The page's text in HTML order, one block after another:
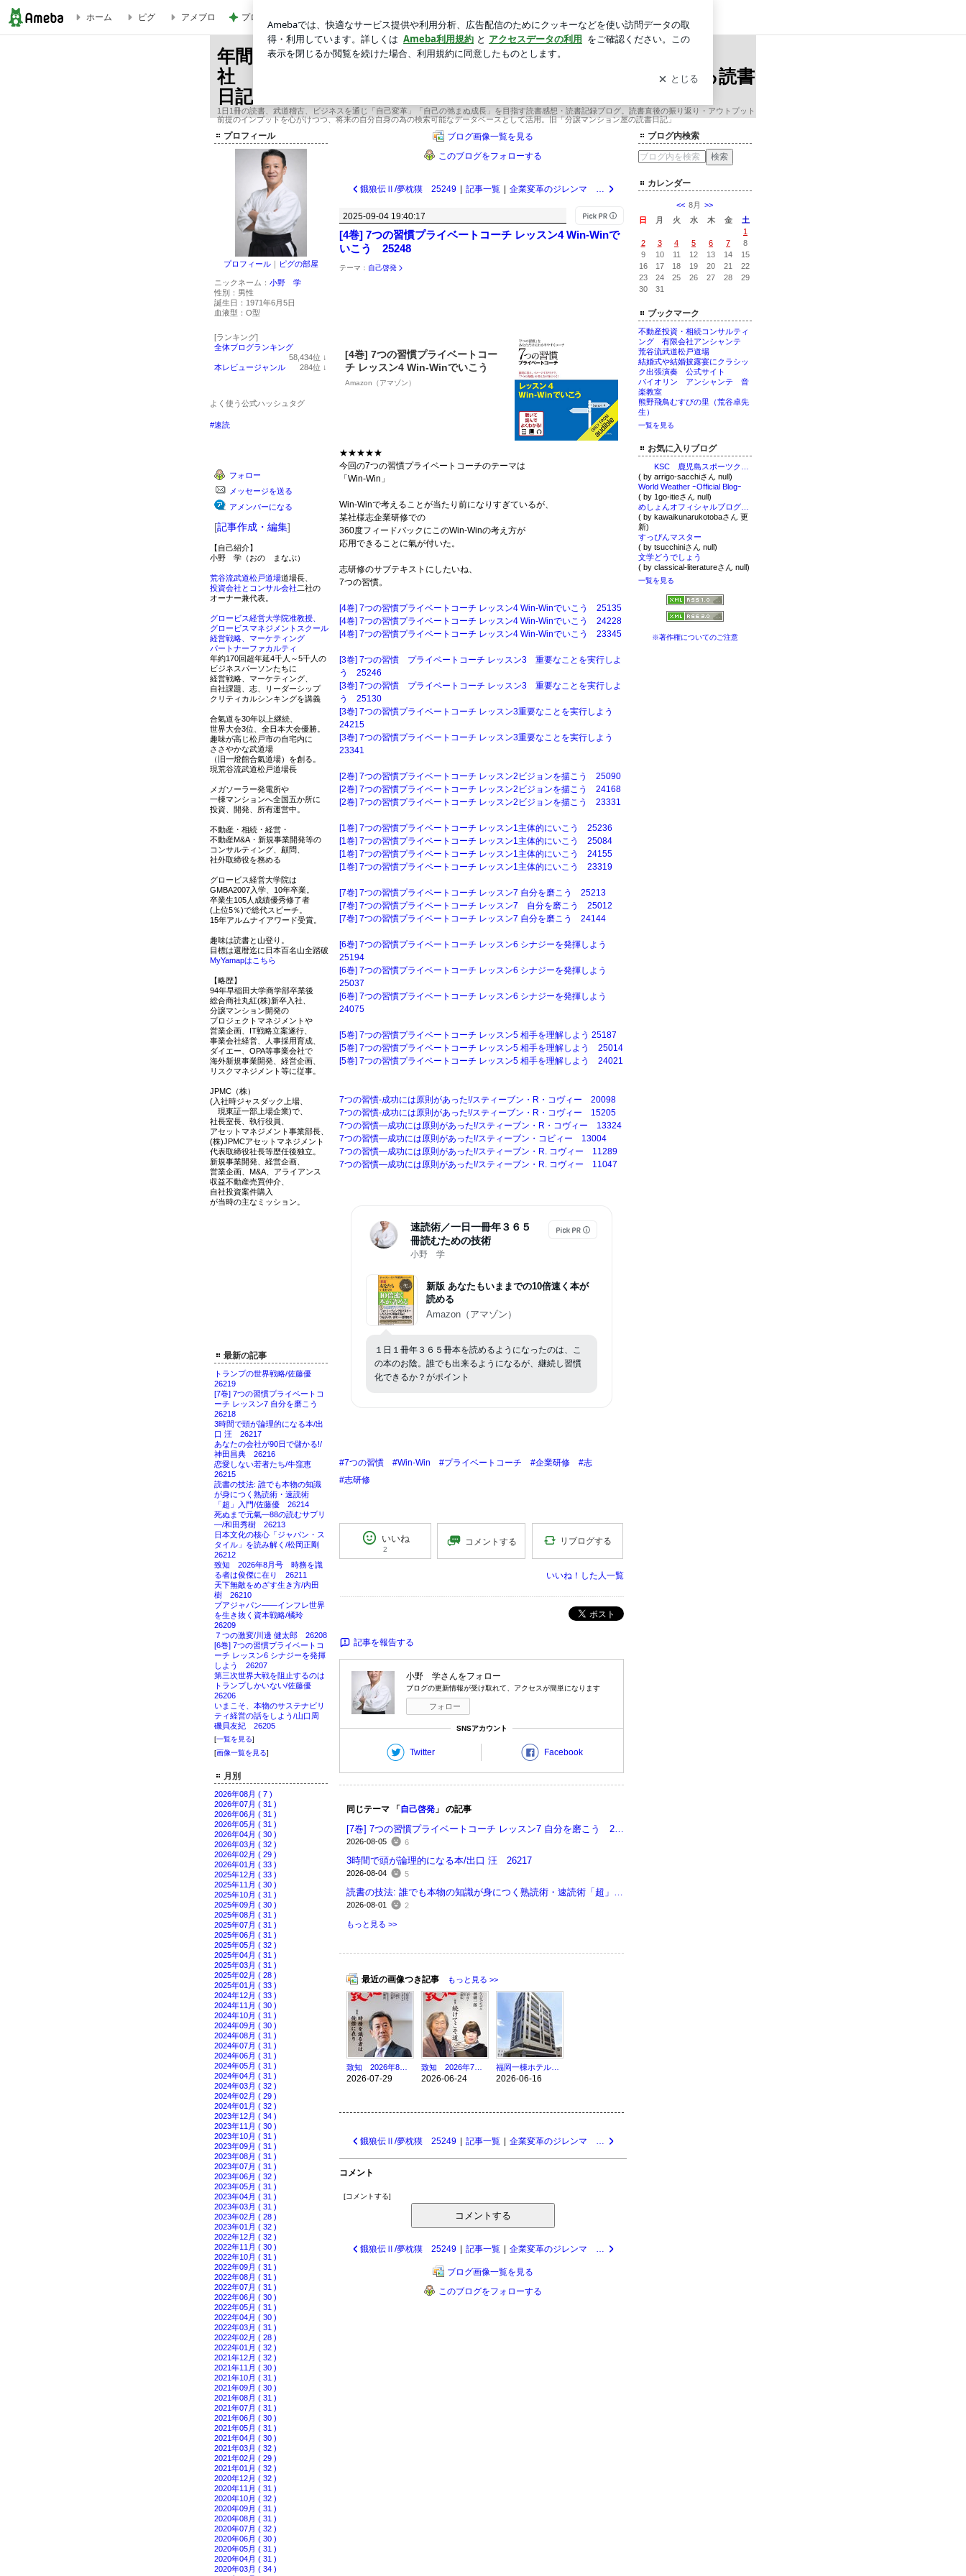
[4巻] 7つの習慣プライベートコーチ レッスン4 Win-Winでいこう 25248 | 年間365冊×今年22年目 武道場主 兼 投資会社・コンサル会社 オーナー社長 兼 グロービス経営大学院准教授による読書日記
ホーム ピグ アメブロ プロの顔つきでシールを貼る作業
年間365冊×今年22年目 武道場主 兼 投資会社・コンサル会
社 オーナー社長 兼 グロービス経営大学院准教授による読書
日記
1日1冊の読書、武道稽古、ビジネスを通じ「自己変革」「自己の弛まぬ成長」を目指す読書感想・読書記録ブログ。読書直後の振り返り・アウトプット
前提のインプットを心がけつつ、将来の自分自身の為の検索可能なデータベースとして活用。旧「分譲マンション屋の読書日記」
プロフィール
プロフィール ｜ ピグの部屋
ニックネーム： 小野 学
性別： 男性
誕生日： 1971年6月5日
血液型： O型
[ランキング]
全体ブログランキング
58,434位 ↓
本レビュージャンル 284位 ↓
よく使う公式ハッシュタグ
#速読
フォロー
メッセージを送る
アメンバーになる
[記事作成・編集]
【自己紹介】
小野 学（おの まなぶ）
荒谷流武道松戸道場道場長、
投資会社とコンサル会社二社の
オーナー兼代表。
グロービス経営大学院准教授、
グロービスマネジメントスクール
経営戦略、マーケティング
パートナーファカルティ
年約170回超年延4千人～5千人の
ビジネスパーソンたちに
経営戦略、マーケティング、
自社課題、志、リーダーシップ
クリティカルシンキングを講義
合氣道を30年以上継続、
世界大会3位、全日本大会優勝。
趣味が高じ松戸市の自宅内に
ささやかな武道場
（旧一燈館合氣道場）を創る。
現荒谷流武道松戸道場長
メガソーラー発電所や
一棟マンションへ全国五か所に
投資、開発、所有運営中。
不動産・相続・経営・
不動産M&A・新規事業開発等の
コンサルティング、顧問、
社外取締役を務める
グロービス経営大学院は
GMBA2007入学、10年卒業。
卒業生105人成績優秀修了者
(上位5％)で総代スピーチ。
15年アルムナイアワード受賞。
趣味は読書と山登り。
目標は還暦迄に日本百名山全踏破
MyYamapはこちら
【略歴】
94年早稲田大学商学部卒業後
総合商社丸紅(株)新卒入社、
分譲マンション開発の
プロジェクトマネジメントや
営業企画、IT戦略立案遂行、
事業会社経営、人事採用育成、
ダイエー、OPA等事業会社で
海外新規事業開発、経営企画、
リスクマネジメント等に従事。
JPMC（株）
(入社時ジャスダック上場、
現東証一部上場企業)で、
社長室長、執行役員、
アセットマネジメント事業部長、
(株)JPMCアセットマネジメント
代表取締役社長等歴任後独立。
新規事業開発、経営企画、
営業企画、M&A、アライアンス
収益不動産売買仲介、
自社投資案件購入
が当時の主なミッション。
最新の記事
トランプの世界戦略/佐藤優
26219
[7巻] 7つの習慣プライベートコ
ーチ レッスン7 自分を磨こう
26218
3時間で頭が論理的になる本/出
口 汪 26217
あなたの会社が90日で儲かる!/
神田昌典 26216
恋愛しない若者たち/牛窪恵
26215
読書の技法: 誰でも本物の知識
が身につく熟読術・速読術
「超」入門/佐藤優 26214
死ぬまで元氣―88の読むサプリ
―/和田秀樹 26213
日本文化の核心「ジャパン・ス
タイル」を読み解く/松岡正剛
26212
致知 2026年8月号 時務を識
る者は俊傑に在り 26211
天下無敵をめざす生き方/内田
樹 26210
プアジャパン――インフレ世界
を生き抜く資本戦略/橘玲
26209
７つの激変/川邊 健太郎 26208
[6巻] 7つの習慣プライベートコ
ーチ レッスン6 シナジーを発揮
しよう 26207
第三次世界大戦を阻止するのは
トランプしかいない/佐藤優
26206
いまこそ、本物のサステナビリ
ティ経営の話をしよう/山口周
磯貝友紀 26205
[一覧を見る]
[画像一覧を見る]
月別
2026年08月 ( 7 )
2026年07月 ( 31 )
2026年06月 ( 31 )
2026年05月 ( 31 )
2026年04月 ( 30 )
2026年03月 ( 32 )
2026年02月 ( 29 )
2026年01月 ( 33 )
2025年12月 ( 33 )
2025年11月 ( 30 )
2025年10月 ( 31 )
2025年09月 ( 30 )
2025年08月 ( 31 )
2025年07月 ( 31 )
2025年06月 ( 31 )
2025年05月 ( 32 )
2025年04月 ( 31 )
2025年03月 ( 31 )
2025年02月 ( 28 )
2025年01月 ( 33 )
2024年12月 ( 33 )
2024年11月 ( 30 )
2024年10月 ( 31 )
2024年09月 ( 30 )
2024年08月 ( 31 )
2024年07月 ( 31 )
2024年06月 ( 31 )
2024年05月 ( 31 )
2024年04月 ( 31 )
2024年03月 ( 32 )
2024年02月 ( 29 )
2024年01月 ( 32 )
2023年12月 ( 34 )
2023年11月 ( 30 )
2023年10月 ( 31 )
2023年09月 ( 31 )
2023年08月 ( 31 )
2023年07月 ( 31 )
2023年06月 ( 32 )
2023年05月 ( 31 )
2023年04月 ( 31 )
2023年03月 ( 31 )
2023年02月 ( 28 )
2023年01月 ( 32 )
2022年12月 ( 32 )
2022年11月 ( 30 )
2022年10月 ( 31 )
2022年09月 ( 31 )
2022年08月 ( 31 )
2022年07月 ( 31 )
2022年06月 ( 30 )
2022年05月 ( 31 )
2022年04月 ( 30 )
2022年03月 ( 31 )
2022年02月 ( 28 )
2022年01月 ( 32 )
2021年12月 ( 32 )
2021年11月 ( 30 )
2021年10月 ( 31 )
2021年09月 ( 30 )
2021年08月 ( 31 )
2021年07月 ( 31 )
2021年06月 ( 30 )
2021年05月 ( 31 )
2021年04月 ( 30 )
2021年03月 ( 32 )
2021年02月 ( 29 )
2021年01月 ( 32 )
2020年12月 ( 32 )
2020年11月 ( 31 )
2020年10月 ( 32 )
2020年09月 ( 31 )
2020年08月 ( 31 )
2020年07月 ( 32 )
2020年06月 ( 30 )
2020年05月 ( 31 )
2020年04月 ( 31 )
2020年03月 ( 34 )
ブログ画像一覧を見る
このブログをフォローする
餓狼伝Ⅱ/夢枕獏 25249 記事一覧 企業変革のジレンマ 「構造的無能化」はなぜ起きるのか/宇田川元一 25247
2025-09-04 19:40:17
[4巻] 7つの習慣プライベートコーチ レッスン4 Win-Winで
いこう 25248
テーマ： 自己啓発
[4巻] 7つの習慣プライベートコー
チ レッスン4 Win-Winでいこう
Amazon（アマゾン）
★★★★★
今回の7つの習慣プライベートコーチのテーマは
「Win-Win」
Win-Winで考えることが当たり前になりすぎているが、
某社様志企業研修での
360度フィードバックにこのWin-Winの考え方が
応用できることに氣が付いた。
志研修のサブテキストにしたいね、
7つの習慣。
[4巻] 7つの習慣プライベートコーチ レッスン4 Win-Winでいこう 25135
[4巻] 7つの習慣プライベートコーチ レッスン4 Win-Winでいこう 24228
[4巻] 7つの習慣プライベートコーチ レッスン4 Win-Winでいこう 23345
[3巻] 7つの習慣 プライベートコーチ レッスン3 重要なことを実行しよ
う 25246
[3巻] 7つの習慣 プライベートコーチ レッスン3 重要なことを実行しよ
う 25130
[3巻] 7つの習慣プライベートコーチ レッスン3重要なことを実行しよう
24215
[3巻] 7つの習慣プライベートコーチ レッスン3重要なことを実行しよう
23341
[2巻] 7つの習慣プライベートコーチ レッスン2ビジョンを描こう 25090
[2巻] 7つの習慣プライベートコーチ レッスン2ビジョンを描こう 24168
[2巻] 7つの習慣プライベートコーチ レッスン2ビジョンを描こう 23331
[1巻] 7つの習慣プライベートコーチ レッスン1主体的にいこう 25236
[1巻] 7つの習慣プライベートコーチ レッスン1主体的にいこう 25084
[1巻] 7つの習慣プライベートコーチ レッスン1主体的にいこう 24155
[1巻] 7つの習慣プライベートコーチ レッスン1主体的にいこう 23319
[7巻] 7つの習慣プライベートコーチ レッスン7 自分を磨こう 25213
[7巻] 7つの習慣プライベートコーチ レッスン7 自分を磨こう 25012
[7巻] 7つの習慣プライベートコーチ レッスン7 自分を磨こう 24144
[6巻] 7つの習慣プライベートコーチ レッスン6 シナジーを発揮しよう
25194
[6巻] 7つの習慣プライベートコーチ レッスン6 シナジーを発揮しよう
25037
[6巻] 7つの習慣プライベートコーチ レッスン6 シナジーを発揮しよう
24075
[5巻] 7つの習慣プライベートコーチ レッスン5 相手を理解しよう 25187
[5巻] 7つの習慣プライベートコーチ レッスン5 相手を理解しよう 25014
[5巻] 7つの習慣プライベートコーチ レッスン5 相手を理解しよう 24021
7つの習慣-成功には原則があった!/スティーブン・R・コヴィー 20098
7つの習慣-成功には原則があった!/スティーブン・R・コヴィー 15205
7つの習慣―成功には原則があった!/スティーブン・R・コヴィー 13324
7つの習慣―成功には原則があった!/スティーブン・コビィー 13004
7つの習慣―成功には原則があった!/スティーブン・R. コヴィー 11289
7つの習慣―成功には原則があった!/スティーブン・R. コヴィー 11047
速読術／一日一冊年３６５
冊読むための技術
小野 学
新版 あなたもいままでの10倍速く本が
読める
Amazon（アマゾン）
１日１冊年３６５冊本を読めるようになったのは、こ
の本のお陰。誰でも出来るようになるが、継続し習慣
化できるか？がポイント
#7つの習慣 #Win-Win #プライベートコーチ #企業研修
#志
#志研修
いいね
2
コメントする リブログする
いいね！した人一覧
ポスト
記事を報告する
小野 学さんをフォロー
ブログの更新情報が受け取れて、アクセスが簡単になります
フォロー
SNSアカウント
Twitter Facebook
同じテーマ 「 自己啓発 」 の記事
[7巻] 7つの習慣プライベートコーチ レッスン7 自分を磨こう 26218
2026-08-05 6
3時間で頭が論理的になる本/出口 汪 26217
2026-08-04 5
読書の技法: 誰でも本物の知識が身につく熟読術・速読術「超」入門/佐藤優 26214
2026-08-01 2
もっと見る >>
最近の画像つき記事 もっと見る >>
2026-07-29 2026-06-24 2026-06-16
餓狼伝Ⅱ/夢枕獏 25249 記事一覧 企業変革のジレンマ 「構造的無能化」はなぜ起きるのか/宇田川元一 25247
コメント
[コメントする]
コメントする
餓狼伝Ⅱ/夢枕獏 25249 記事一覧 企業変革のジレンマ 「構造的無能化」はなぜ起きるのか/宇田川元一 25247
ブログ画像一覧を見る
このブログをフォローする
ブログ内検索
カレンダー
<< 8月 >>
日
月 火 水 木 金
土
1
2
3 4 5 6 7
8
9
10 11 12 13 14
15
16
17 18 19 20 21
22
23
24 25 26 27 28
29
30
31
ブックマーク
不動産投資・相続コンサルティ
ング 有限会社アンシャンテ
荒谷流武道松戸道場
結婚式や結婚披露宴にクラシッ
ク出張演奏 公式サイト
バイオリン アンシャンテ 音
楽教室
熊野飛鳥むすびの里（荒谷卓先
生）
一覧を見る
お気に入りブログ
( by arrigo-sacchiさん null)
World Weather ｰOfficial Blogｰ
( by 1go-itieさん null)
( by kawaikunarukotobaさん 更
新)
すっぴんマスター
( by tsucchiniさん null)
文学どうでしょう
( by classical-literatureさん null)
一覧を見る
※著作権についてのご注意